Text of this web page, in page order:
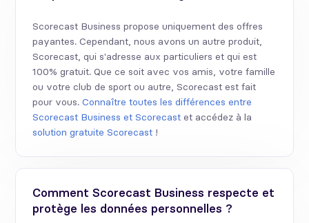
Scorecast Business propose uniquement des offres
payantes. Cependant, nous avons un autre produit,
Scorecast, qui s'adresse aux particuliers et qui est
100% gratuit. Que ce soit avec vos amis, votre famille
ou votre club de sport ou autre, Scorecast est fait
pour vous.Connaître toutes les différences entre
Scorecast Business et Scorecast et accédez à la
solution gratuite Scorecast !
Comment Scorecast Business respecte et
protège les données personnelles ?